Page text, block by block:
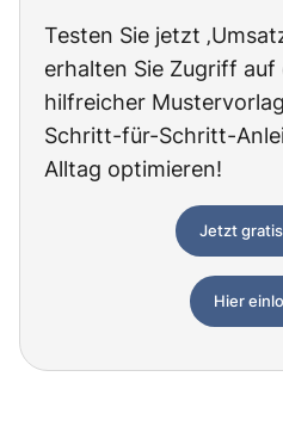
Testen Sie jetzt
erhalten Sie Zugriff auf
hilfreicher
Schritt-für-Schritt-
Alltag optimieren!
Jetzt
Hier